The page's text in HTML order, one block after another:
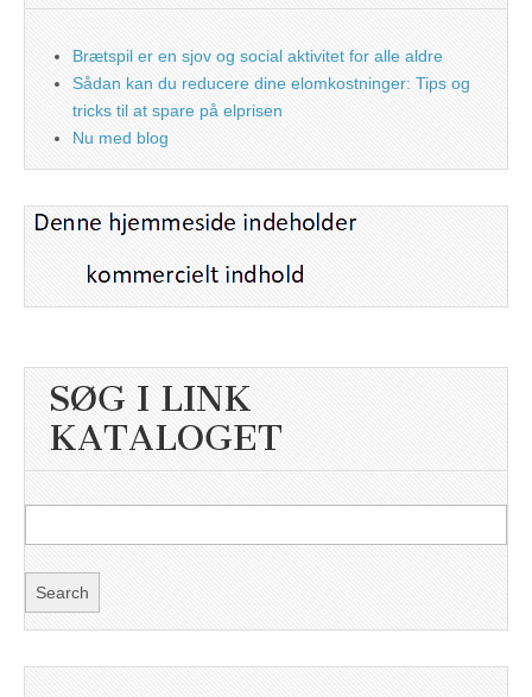
Brætspil er en sjov og social aktivitet for alle aldre
Sådan kan du reducere dine elomkostninger: Tips og
tricks til at spare på elprisen
Nu med blog
SØG I LINK
KATALOGET